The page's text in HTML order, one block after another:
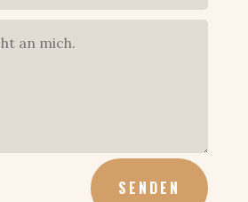
SENDEN